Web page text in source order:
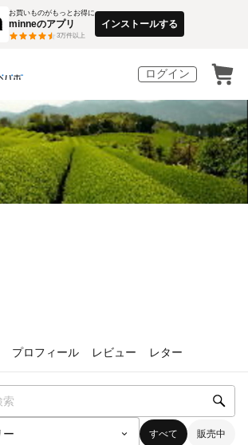
お買いものがもっとお得に
minneのアプリ
3万件以上
インストールする
ログイン
プロフィール レビュー レター
すべて 販売中